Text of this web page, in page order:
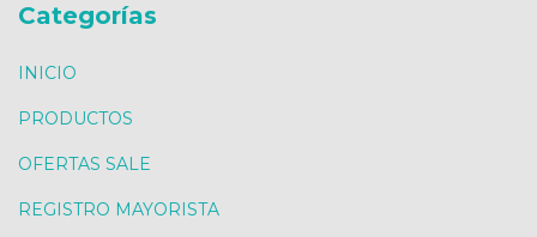
Categorías
INICIO
PRODUCTOS
OFERTAS SALE
REGISTRO MAYORISTA